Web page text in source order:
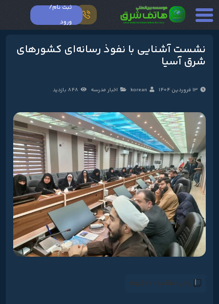
ثبت نام/
ورود
نشست آشنایی با نفوذ رسانه‌ای کشورهای
شرق آسیا
13 فروردین 1404 korean اخبار مدرسه 848 بازدید
زمان مطالعه : 0دقیقه